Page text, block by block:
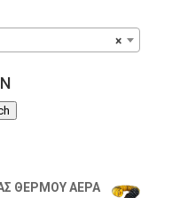
×
ΘΕΡΜΟΥ ΑΕΡΑ